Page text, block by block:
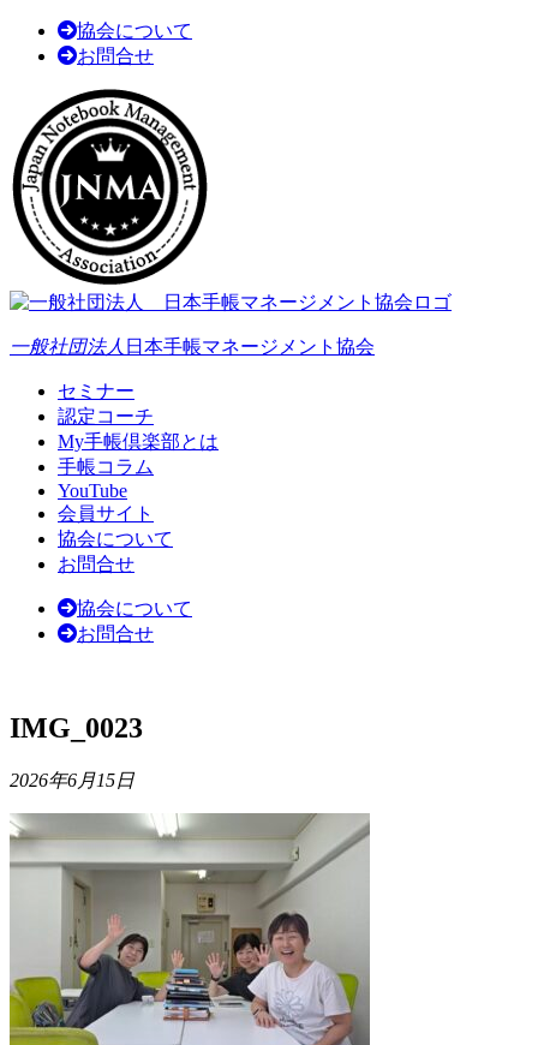
協会について
お問合せ
一般社団法人 日本手帳マネージメント協会
セミナー
認定コーチ
My手帳倶楽部とは
手帳コラム
YouTube
会員サイト
協会について
お問合せ
協会について
お問合せ
IMG_0023
2026年6月15日